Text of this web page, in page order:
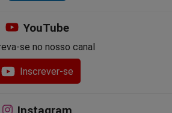
YouTube
se no nosso canal
Inscrever-se